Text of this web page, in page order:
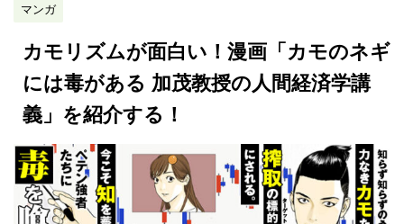
マンガ
カモリズムが面白い！漫画「カモのネギ
には毒がある 加茂教授の人間経済学講
義」を紹介する！